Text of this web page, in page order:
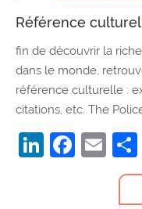
Référence
fin de découvrir la
dans le monde,
référence culturelle :
citations, etc. The
LinkedIn